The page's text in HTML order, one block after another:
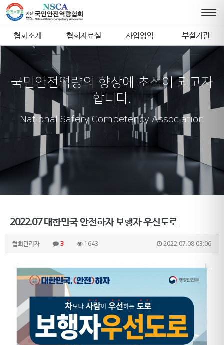
협회소개 협회자료실 사업영역 부설기관
국민안전역량의 향상에 초석이 되고자
합니다.
National Safery Competency Association
2022.07 대한민국 안전하자 보행자 우선도로
협회관리자 3 1643 2022.07.08 03:06